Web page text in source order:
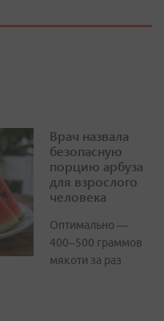
Врач назвала
безопасную
порцию арбуза
для взрослого
человека
Оптимально —
400–500 граммов
мякоти за раз